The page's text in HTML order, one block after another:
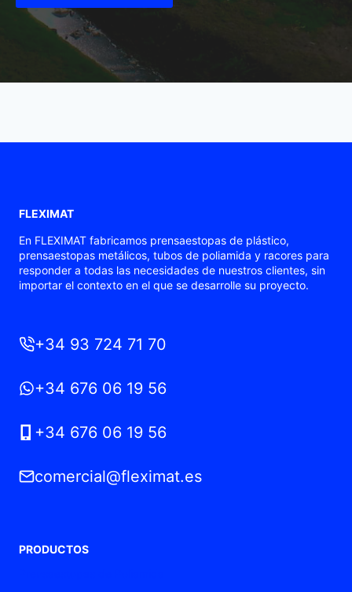
FLEXIMAT
En FLEXIMAT fabricamos prensaestopas de plástico,
prensaestopas metálicos, tubos de poliamida y racores para
responder a todas las necesidades de nuestros clientes, sin
importar el contexto en el que se desarrolle su proyecto.
+34 93 724 71 70
+34 676 06 19 56
+34 676 06 19 56
comercial@fleximat.es
PRODUCTOS